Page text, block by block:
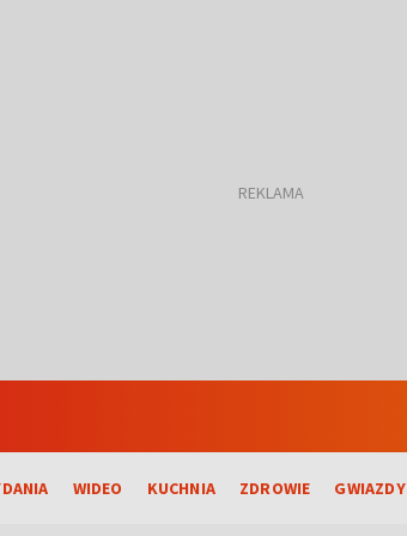
WIDEO KUCHNIA ZDROWIE GWIAZDY